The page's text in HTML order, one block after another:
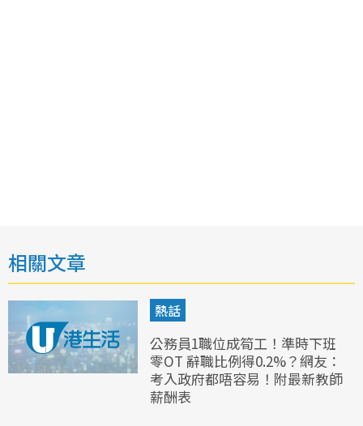
相關文章
熱話
公務員1職位成筍工！準時下班
零OT 辭職比例得0.2%？網友：
考入政府都唔容易！附最新教師
薪酬表